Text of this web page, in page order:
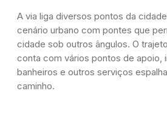
A via liga diversos pontos da
cenário urbano com pontes que
cidade sob outros ângulos. O
conta com vários pontos de apoio,
banheiros e outros serviços
caminho.